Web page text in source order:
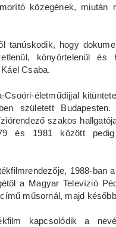
közegének, miután
tanúskodik, hogy
könyörtelenül
Csaba.
életműdíjjal
született
szakos
és 1981 között
1988-
a Magyar Televízió
műsornál, majd
kapcsolódik a